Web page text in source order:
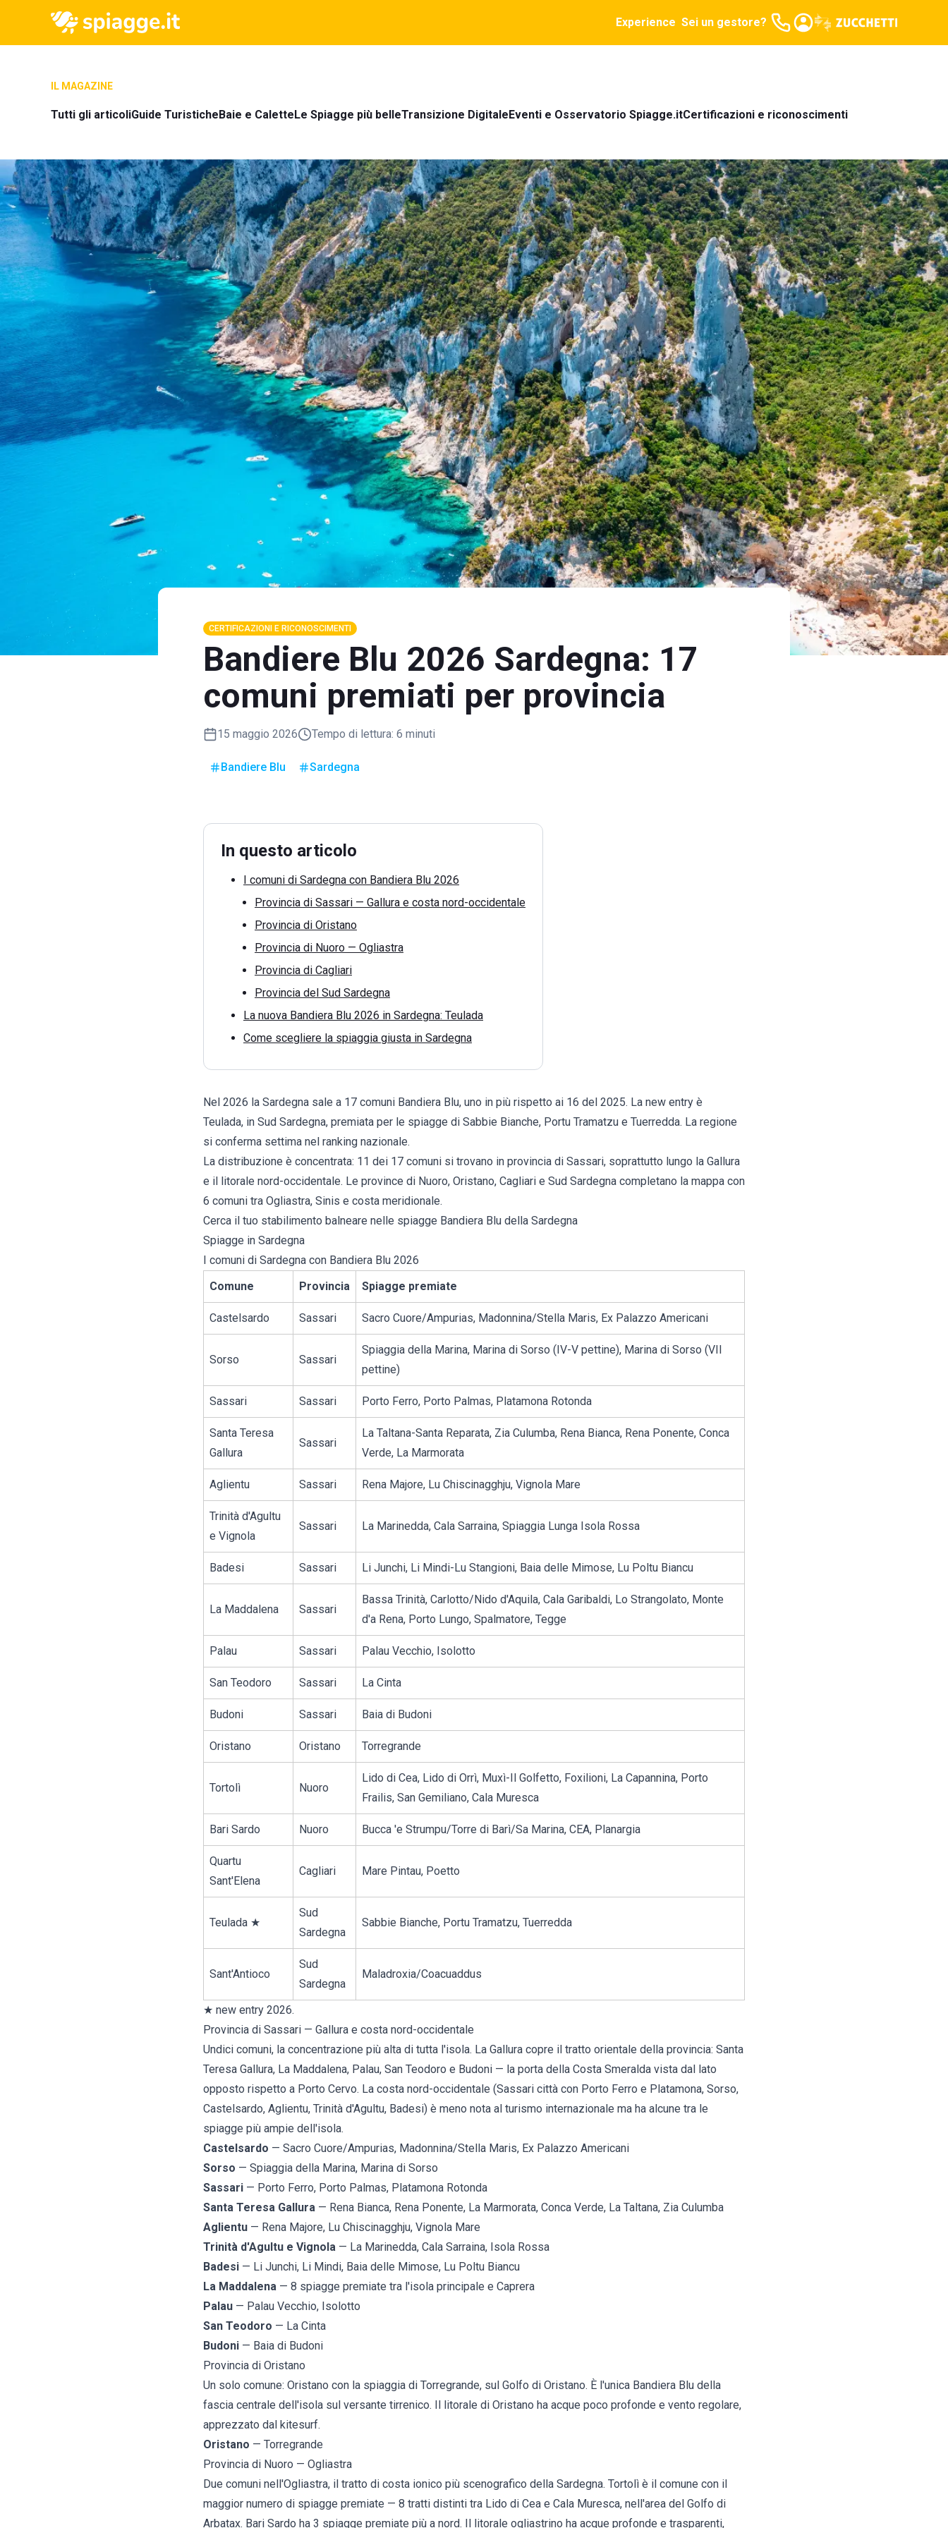
Experience Sei un gestore?
IL MAGAZINE
Tutti gli articoliGuide TuristicheBaie e CaletteLe Spiagge più belleTransizione DigitaleEventi e Osservatorio Spiagge.itCertificazioni e riconoscimenti
CERTIFICAZIONI E RICONOSCIMENTI
Bandiere Blu 2026 Sardegna: 17
comuni premiati per provincia
15 maggio 2026 Tempo di lettura: 6 minuti
Bandiere Blu Sardegna
In questo articolo
I comuni di Sardegna con Bandiera Blu 2026
Provincia di Sassari — Gallura e costa nord-occidentale
Provincia di Oristano
Provincia di Nuoro — Ogliastra
Provincia di Cagliari
Provincia del Sud Sardegna
La nuova Bandiera Blu 2026 in Sardegna: Teulada
Come scegliere la spiaggia giusta in Sardegna
Nel 2026 la Sardegna sale a 17 comuni Bandiera Blu, uno in più rispetto ai 16 del 2025. La new entry è
Teulada, in Sud Sardegna, premiata per le spiagge di Sabbie Bianche, Portu Tramatzu e Tuerredda. La regione
si conferma settima nel ranking nazionale.
La distribuzione è concentrata: 11 dei 17 comuni si trovano in provincia di Sassari, soprattutto lungo la Gallura
e il litorale nord-occidentale. Le province di Nuoro, Oristano, Cagliari e Sud Sardegna completano la mappa con
6 comuni tra Ogliastra, Sinis e costa meridionale.
Cerca il tuo stabilimento balneare nelle spiagge Bandiera Blu della Sardegna
Spiagge in Sardegna
I comuni di Sardegna con Bandiera Blu 2026
Comune
Provincia Spiagge premiate
Castelsardo Sassari Sacro Cuore/Ampurias, Madonnina/Stella Maris, Ex Palazzo Americani
Sorso Sassari
Spiaggia della Marina, Marina di Sorso (IV-V pettine), Marina di Sorso (VII
pettine)
Sassari Sassari Porto Ferro, Porto Palmas, Platamona Rotonda
Santa Teresa
Gallura
Sassari
La Taltana-Santa Reparata, Zia Culumba, Rena Bianca, Rena Ponente, Conca
Verde, La Marmorata
Aglientu Sassari Rena Majore, Lu Chiscinagghju, Vignola Mare
Trinità d'Agultu
e Vignola
Sassari La Marinedda, Cala Sarraina, Spiaggia Lunga Isola Rossa
Badesi Sassari Li Junchi, Li Mindi-Lu Stangioni, Baia delle Mimose, Lu Poltu Biancu
La Maddalena Sassari
Bassa Trinità, Carlotto/Nido d'Aquila, Cala Garibaldi, Lo Strangolato, Monte
d'a Rena, Porto Lungo, Spalmatore, Tegge
Palau Sassari Palau Vecchio, Isolotto
San Teodoro Sassari La Cinta
Budoni Sassari Baia di Budoni
Oristano Oristano Torregrande
Tortolì Nuoro
Lido di Cea, Lido di Orrì, Muxì-Il Golfetto, Foxilioni, La Capannina, Porto
Frailis, San Gemiliano, Cala Muresca
Bari Sardo Nuoro Bucca 'e Strumpu/Torre di Barì/Sa Marina, CEA, Planargia
Quartu
Sant'Elena
Cagliari Mare Pintau, Poetto
Teulada ★
Sud
Sardegna
Sabbie Bianche, Portu Tramatzu, Tuerredda
Sant'Antioco
Sud
Sardegna
Maladroxia/Coacuaddus
★ new entry 2026.
Provincia di Sassari — Gallura e costa nord-occidentale
Undici comuni, la concentrazione più alta di tutta l'isola. La Gallura copre il tratto orientale della provincia: Santa
Teresa Gallura, La Maddalena, Palau, San Teodoro e Budoni — la porta della Costa Smeralda vista dal lato
opposto rispetto a Porto Cervo. La costa nord-occidentale (Sassari città con Porto Ferro e Platamona, Sorso,
Castelsardo, Aglientu, Trinità d'Agultu, Badesi) è meno nota al turismo internazionale ma ha alcune tra le
spiagge più ampie dell'isola.
Castelsardo — Sacro Cuore/Ampurias, Madonnina/Stella Maris, Ex Palazzo Americani
Sorso — Spiaggia della Marina, Marina di Sorso
Sassari — Porto Ferro, Porto Palmas, Platamona Rotonda
Santa Teresa Gallura — Rena Bianca, Rena Ponente, La Marmorata, Conca Verde, La Taltana, Zia Culumba
Aglientu — Rena Majore, Lu Chiscinagghju, Vignola Mare
Trinità d'Agultu e Vignola — La Marinedda, Cala Sarraina, Isola Rossa
Badesi — Li Junchi, Li Mindi, Baia delle Mimose, Lu Poltu Biancu
La Maddalena — 8 spiagge premiate tra l'isola principale e Caprera
Palau — Palau Vecchio, Isolotto
San Teodoro — La Cinta
Budoni — Baia di Budoni
Provincia di Oristano
Un solo comune: Oristano con la spiaggia di Torregrande, sul Golfo di Oristano. È l'unica Bandiera Blu della
fascia centrale dell'isola sul versante tirrenico. Il litorale di Oristano ha acque poco profonde e vento regolare,
apprezzato dal kitesurf.
Oristano — Torregrande
Provincia di Nuoro — Ogliastra
Due comuni nell'Ogliastra, il tratto di costa ionico più scenografico della Sardegna. Tortolì è il comune con il
maggior numero di spiagge premiate — 8 tratti distinti tra Lido di Cea e Cala Muresca, nell'area del Golfo di
Arbatax. Bari Sardo ha 3 spiagge premiate più a nord. Il litorale ogliastrino ha acque profonde e trasparenti,